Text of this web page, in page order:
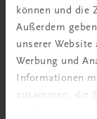
können und die
Außerdem
unserer
Werbung und
Informationen
zusammen, die